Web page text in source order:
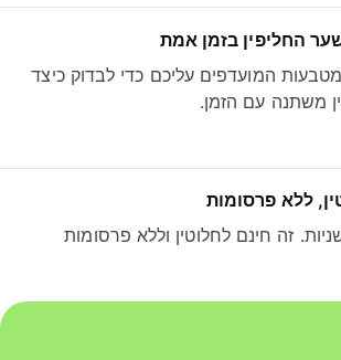
החליפין בזמן אמת
המועדפים עליכם כדי לבדוק כיצד
משתנה עם הזמן.
ללא פרסומות
זה חינם לחלוטין וללא פרסומות